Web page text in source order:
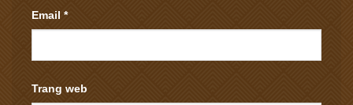
Email *
Trang web